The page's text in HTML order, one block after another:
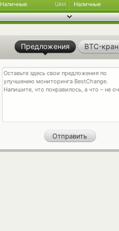
Наличные UAH Наличные
Предложения BTC-кран